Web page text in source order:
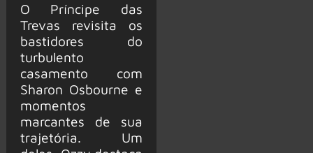
O Príncipe das
Trevas revisita os
bastidores do
turbulento
casamento com
Sharon Osbourne e
momentos
marcantes de sua
trajetória. Um